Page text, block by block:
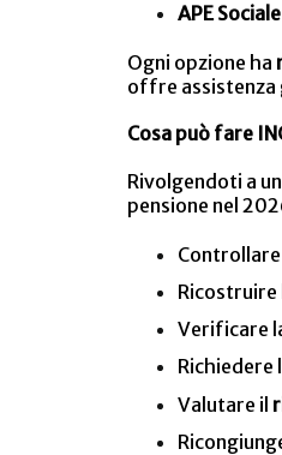
APE Sociale
Ogni opzione ha
offre assistenza
Cosa può fare
Rivolgendoti a
pensione nel
Ricostruire
Verificare
Richiedere
Valutare il